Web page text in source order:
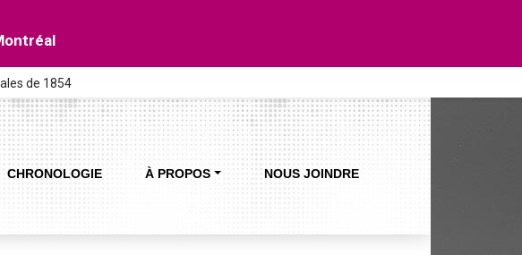
de 1854
CHRONOLOGIE À PROPOS NOUS JOINDRE